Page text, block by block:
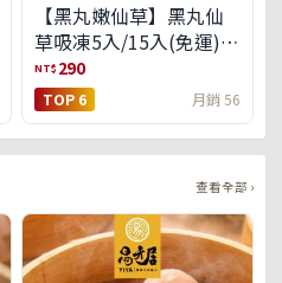
【黑丸嫩仙草】黑丸仙
草吸凍5入/15入(免運)
(預購中8/14出貨)
NT$ 290
TOP 6 月銷 56
查看全部 ›